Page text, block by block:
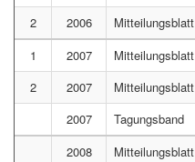
2
2006
Mitteilungsblatt
1
2007
Mitteilungsblatt
2
2007
Mitteilungsblatt
2007
Tagungsband
2008
Mitteilungsblatt